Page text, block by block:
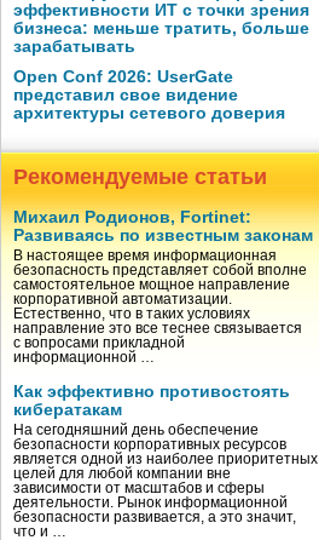
эффективности ИТ с точки зрения
бизнеса: меньше тратить, больше
зарабатывать
Open Conf 2026: UserGate
представил свое видение
архитектуры сетевого доверия
Рекомендуемые статьи
Михаил Родионов, Fortinet:
Развиваясь по известным законам
В настоящее время информационная
безопасность представляет собой вполне
самостоятельное мощное направление
корпоративной автоматизации.
Естественно, что в таких условиях
направление это все теснее связывается
с вопросами прикладной
информационной …
Как эффективно противостоять
кибератакам
На сегодняшний день обеспечение
безопасности корпоративных ресурсов
является одной из наиболее приоритетных
целей для любой компании вне
зависимости от масштабов и сферы
деятельности. Рынок информационной
безопасности развивается, а это значит,
что и …